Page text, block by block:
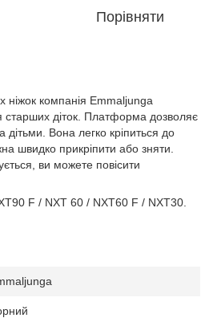
Порівняти
ніжок компанія Emmaljunga
діток. Платформа дозволяє
Вона легко кріпиться до
швидко прикріпити або зняти.
ви можете повісити
F / NXT 60 / NXT60 F / NXT30.